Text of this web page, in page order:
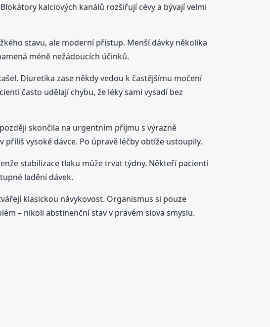
kalciových kanálů rozšiřují cévy a bývají velmi
stavu, ale moderní přístup. Menší dávky několika
méně nežádoucích účinků.
Diuretika zase někdy vedou k častějšímu močení
často udělají chybu, že léky sami vysadí bez
skončila na urgentním příjmu s výrazně
vysoké dávce. Po úpravě léčby obtíže ustoupily.
stabilizace tlaku může trvat týdny. Někteří pacienti
ladění dávek.
klasickou návykovost. Organismus si pouze
– nikoli abstinenční stav v pravém slova smyslu.